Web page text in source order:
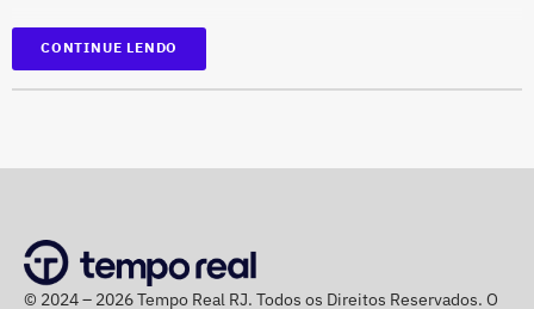
Candidato
Bebeto
Dr. Luizinho
R$ 150.000,00
*Valor correspondente à soma de R$ 122.642,00 em espécie
convertidos de dólar e R$ 88.000,00 em reais declarados em dinheiro
vivo.
CONTINUE LENDO
© 2024 – 2026 Tempo Real RJ. Todos os Direitos Reservados. O